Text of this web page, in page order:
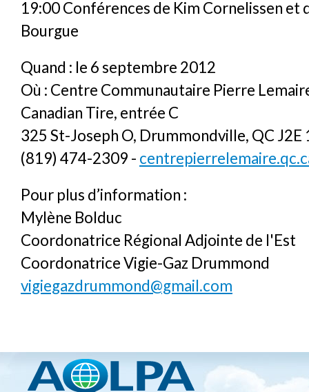
19:00 Conférences de Kim Cornelissen et
Bourgue
Quand : le 6 septembre 2012
Où : Centre Communautaire Pierre
Canadian Tire, entrée C
325 St-Joseph O, Drummondville, QC J2E
(819) 474-2309 -
Pour plus d’information :
Mylène Bolduc
Coordonatrice Régional Adjointe de l'Est
Coordonatrice Vigie-Gaz Drummond
vigiegazdrummond@gmail.com